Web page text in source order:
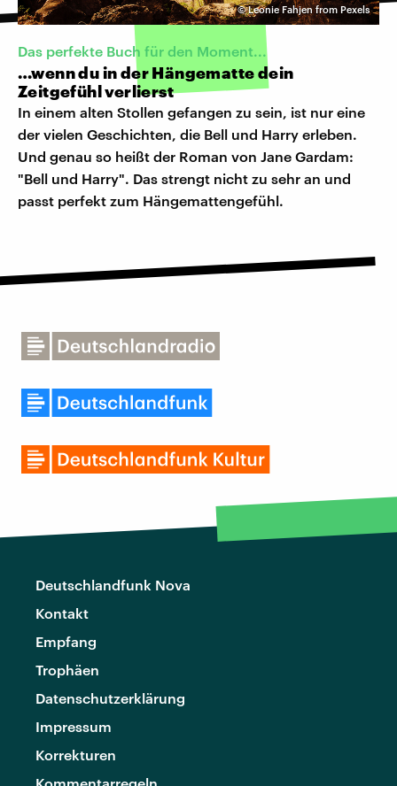
©Leonie Fahjen from Pexels
Das perfekte Buch für den Moment...
…wenn du in der Hängematte dein
Zeitgefühl verlierst
In einem alten Stollen gefangen zu sein, ist nur eine
der vielen Geschichten, die Bell und Harry erleben.
Und genau so heißt der Roman von Jane Gardam:
"Bell und Harry". Das strengt nicht zu sehr an und
passt perfekt zum Hängemattengefühl.
Deutschlandfunk Nova
Kontakt
Empfang
Trophäen
Datenschutzerklärung
Impressum
Korrekturen